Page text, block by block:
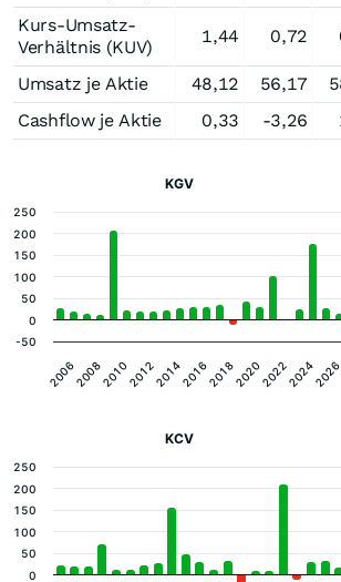
Kurs-Umsatz-
Verhältnis (KUV)
1,44 0,72
Umsatz je Aktie 48,12 56,17
Cashflow je Aktie
0,33 -3,26
KGV
2010 2016 2022
20062008 20122014 20182020 20242026
-50
0
50
100
150
200
250
KCV
0
50
100
150
200
250